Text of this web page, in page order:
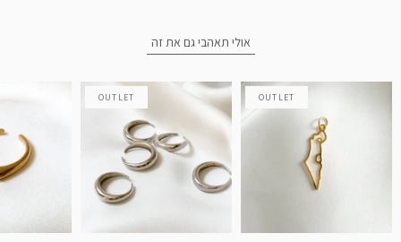
אולי תאהבי גם את זה
OUTLET
OUTLET